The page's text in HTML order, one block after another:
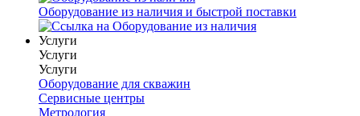
Оборудование из наличия и быстрой поставки
Услуги
Услуги
Услуги
Оборудование для скважин
Сервисные центры
Метрология